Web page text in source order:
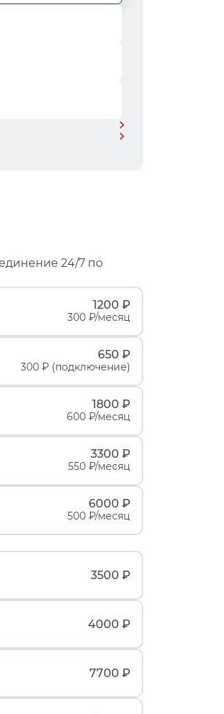
24/7 по
1200 ₽
300 ₽/месяц
650 ₽
300 ₽ (подключение)
1800 ₽
600 ₽/месяц
3300 ₽
550 ₽/месяц
6000 ₽
500 ₽/месяц
3500 ₽
4000 ₽
7700 ₽